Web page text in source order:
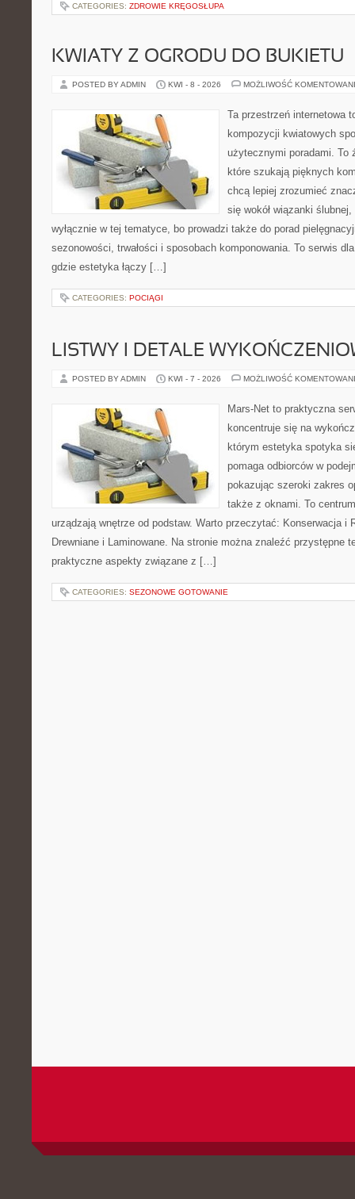
CATEGORIES: ZDROWIE KRĘGOSŁUPA
KWIATY Z OGRODU DO BUKIETU
POSTED BY ADMIN KWI - 8 - 2026 MOŻLIWOŚĆ
Ta przestrzeń internetowa
kompozycji kwiatowych
użytecznymi poradami. To
które szukają pięknych
chcą lepiej zrozumieć
się wokół wiązanki
wyłącznie w tej tematyce, bo prowadzi także do porad
sezonowości, trwałości i sposobach komponowania. To serwis
gdzie estetyka łączy […]
CATEGORIES: POCIĄGI
LISTWY I DETALE
POSTED BY ADMIN KWI - 7 - 2026 MOŻLIWOŚĆ
Mars-Net to praktyczna
koncentruje się na
którym estetyka spotyka
pomaga odbiorców w
pokazując szeroki zakres
także z oknami. To
urządzają wnętrze od podstaw. Warto przeczytać: Konserwacja i
Drewniane i Laminowane. Na stronie można znaleźć przystępne
praktyczne aspekty związane z […]
CATEGORIES: SEZONOWE GOTOWANIE